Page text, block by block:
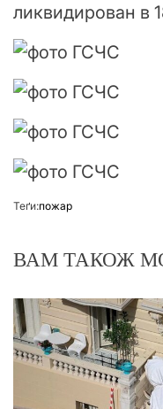
ликвидирован в
Теґи:пожар
ВАМ ТАКОЖ